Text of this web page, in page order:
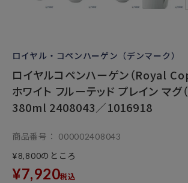
ロイヤル・コペンハーゲン（デンマーク）
ロイヤルコペンハーゲン（Royal
ホワイト フルーテッド プレイン マグ
380ml 2408043／1016918
商品番号
000002408043
¥8,800のところ
¥7,920税込